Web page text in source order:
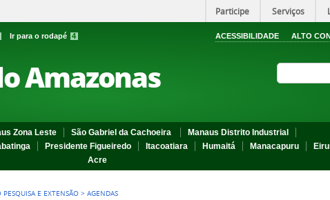
Participe Serviços
Ir para o rodapé 4 ACESSIBILIDADE ALTO
Amazonas
Zona Leste São Gabriel da Cachoeira
Manaus Distrito Industrial
Presidente Figueiredo Itacoatiara Humaitá Manacapuru
Acre
PESQUISA E EXTENSÃO >AGENDAS